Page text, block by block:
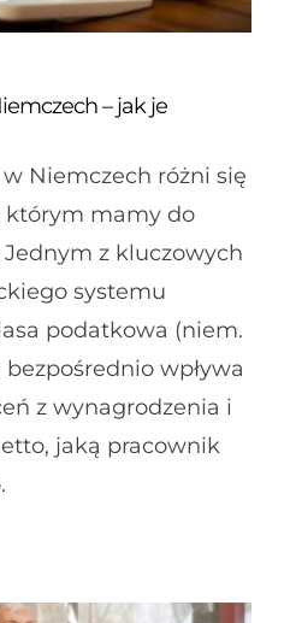
– jak je
Niemczech różni się
którym mamy do
z kluczowych
systemu
podatkowa (niem.
wpływa
z wynagrodzenia i
jaką pracownik